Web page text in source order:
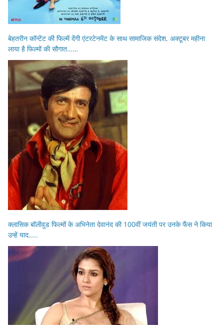
बेहतरीन कॉन्टेंट की फिल्में देंगी एंटरटेनमेंट के साथ सामाजिक संदेश, अक्टूबर महीना
लाया है फिल्मों की सौगात……
क्लासिक बॉलीवुड फिल्मों के अभिनेता देवानंद की 100वीं जयंती पर उनके फैंस ने किया
उन्हें याद…..